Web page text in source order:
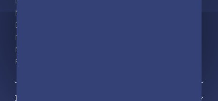
Nos actualités
Espace pro
Nous rejoindre
Nous contacter
Foreign rights
Notre catalogue